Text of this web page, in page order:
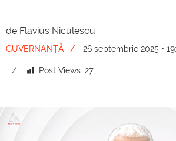
de Flavius Niculescu
GUVERNANȚĂ 26 septembrie 2025 •
Post Views: 27